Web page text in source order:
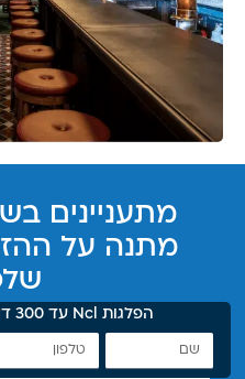
מתנה על
חייגו עכשיוהפלגות Ncl עד 300 דולר הנחה